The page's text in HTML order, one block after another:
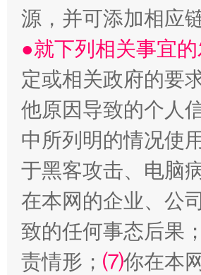
源，并可添加相应链
●就下列相关事宜
定或相关政府的要
他原因导致的个人
中所列明的情况使
于黑客攻击、电脑
在本网的企业、公
致的任何事态后果；
责情形； ⑺你在本